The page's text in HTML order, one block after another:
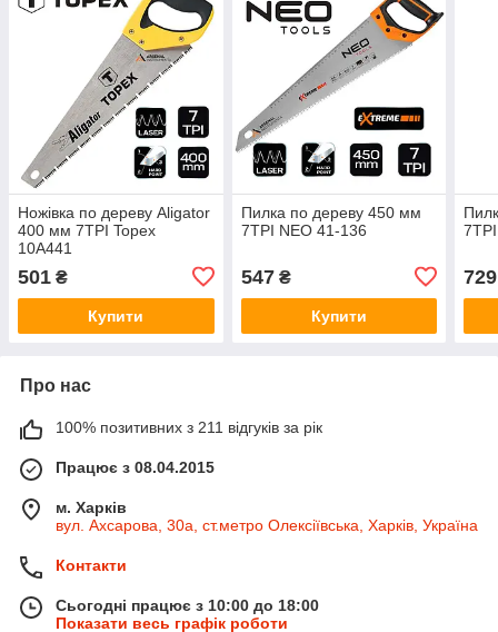
Ножівка по дереву Aligator
400 мм 7TPI Topex
10A441
501 ₴
Купити
Пилка по дереву 450 мм
7TPI NEO 41-136
547₴
Купити
729
Про нас
100% позитивних з 211 відгуків за рік
Працює з 08.04.2015
м. Харків
вул. Ахсарова, 30а, ст.метро Олексіївська, Харків, Україна
Контакти
Сьогодні працює з 10:00 до 18:00
Показати весь графік роботи